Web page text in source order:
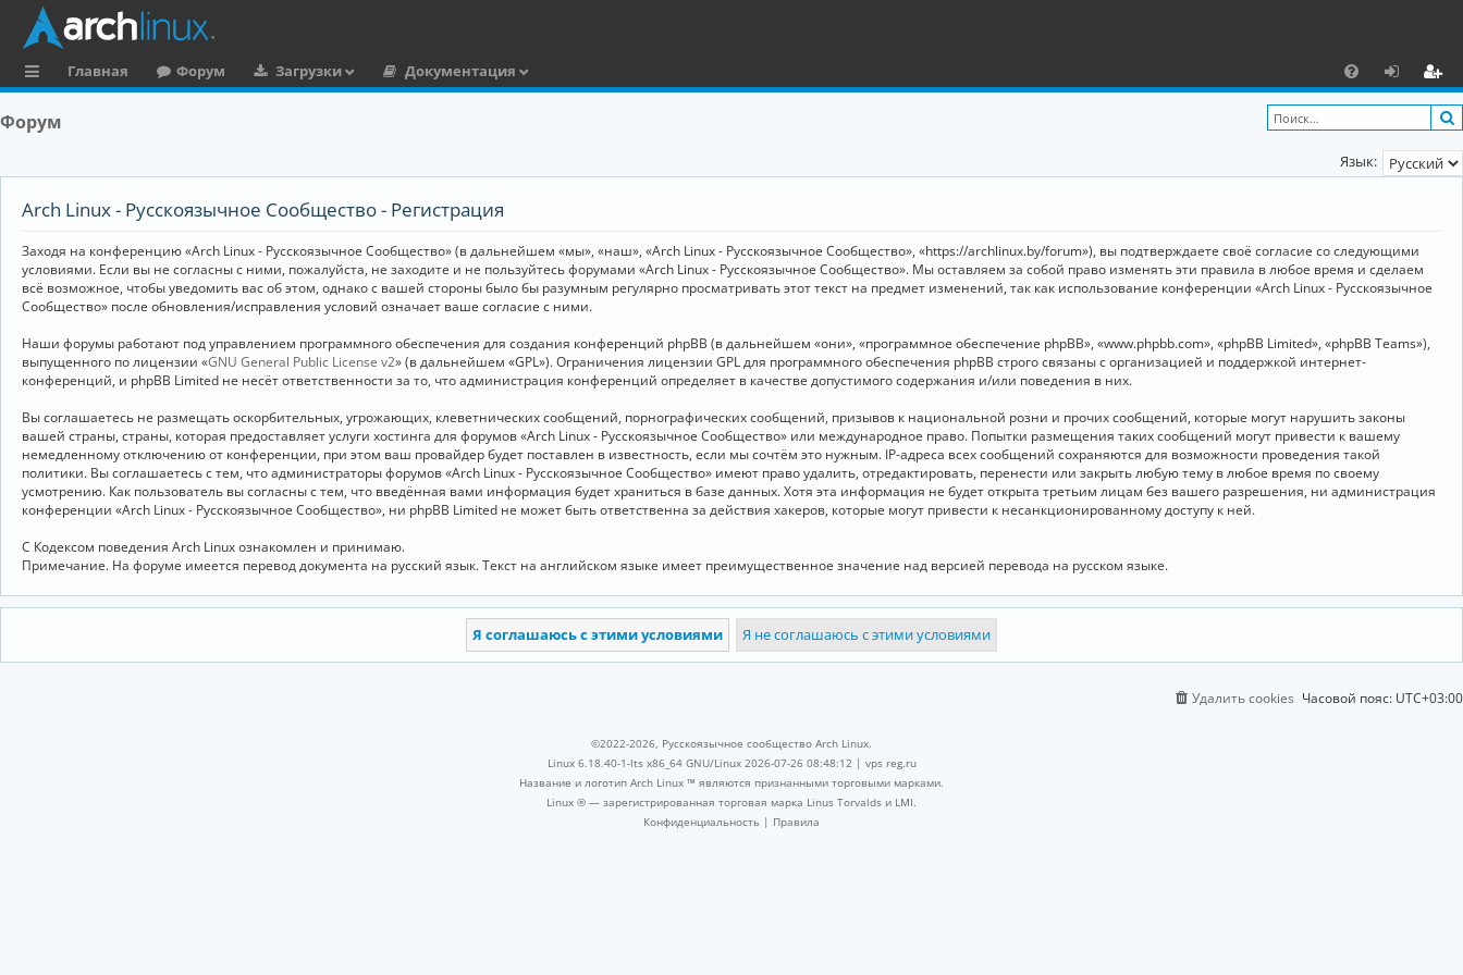
ы
к
Главная Форум Загрузки
Документация
F
A
Q
х
о
д
ег
и
ст
и
Форум
Язык:
Arch Linux - Русскоязычное Сообщество - Регистрация
Заходя на конференцию «Arch Linux - Русскоязычное Сообщество» (в дальнейшем «мы», «наш», «Arch Linux - Русскоязычное Сообщество», «https://archlinux.by/forum»), вы подтверждаете своё согласие со следующими
условиями. Если вы не согласны с ними, пожалуйста, не заходите и не пользуйтесь форумами «Arch Linux - Русскоязычное Сообщество». Мы оставляем за собой право изменять эти правила в любое время и сделаем
всё возможное, чтобы уведомить вас об этом, однако с вашей стороны было бы разумным регулярно просматривать этот текст на предмет изменений, так как использование конференции «Arch Linux - Русскоязычное
Сообщество» после обновления/исправления условий означает ваше согласие с ними.
Наши форумы работают под управлением программного обеспечения для создания конференций phpBB (в дальнейшем «они», «программное обеспечение phpBB», «www.phpbb.com», «phpBB Limited», «phpBB Teams»),
выпущенного по лицензии «GNU General Public License v2» (в дальнейшем «GPL»). Ограничения лицензии GPL для программного обеспечения phpBB строго связаны с организацией и поддержкой интернет-
конференций, и phpBB Limited не несёт ответственности за то, что администрация конференций определяет в качестве допустимого содержания и/или поведения в них.
Вы соглашаетесь не размещать оскорбительных, угрожающих, клеветнических сообщений, порнографических сообщений, призывов к национальной розни и прочих сообщений, которые могут нарушить законы
вашей страны, страны, которая предоставляет услуги хостинга для форумов «Arch Linux - Русскоязычное Сообщество» или международное право. Попытки размещения таких сообщений могут привести к вашему
немедленному отключению от конференции, при этом ваш провайдер будет поставлен в известность, если мы сочтём это нужным. IP-адреса всех сообщений сохраняются для возможности проведения такой
политики. Вы соглашаетесь с тем, что администраторы форумов «Arch Linux - Русскоязычное Сообщество» имеют право удалить, отредактировать, перенести или закрыть любую тему в любое время по своему
усмотрению. Как пользователь вы согласны с тем, что введённая вами информация будет храниться в базе данных. Хотя эта информация не будет открыта третьим лицам без вашего разрешения, ни администрация
конференции «Arch Linux - Русскоязычное Сообщество», ни phpBB Limited не может быть ответственна за действия хакеров, которые могут привести к несанкционированному доступу к ней.
С Кодексом поведения Arch Linux ознакомлен и принимаю.
Примечание. На форуме имеется перевод документа на русский язык. Текст на английском языке имеет преимущественное значение над версией перевода на русском языке.
Часовой пояс: UTC+03:00
Удалить cookies
©2022-2026, Русскоязычное сообщество Arch Linux.
Linux 6.18.40-1-lts x86_64 GNU/Linux 2026-07-26 08:48:12 | vps reg.ru
Название и логотип Arch Linux ™ являются признанными торговыми марками.
Linux ® — зарегистрированная торговая марка Linus Torvalds и LMI.
Конфиденциальность | Правила